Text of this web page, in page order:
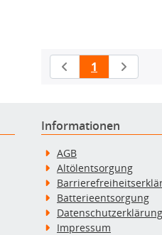
1
Informationen
AGB
Altölentsorgung
Batterieentsorgung
Datenschutzerklärung
Impressum